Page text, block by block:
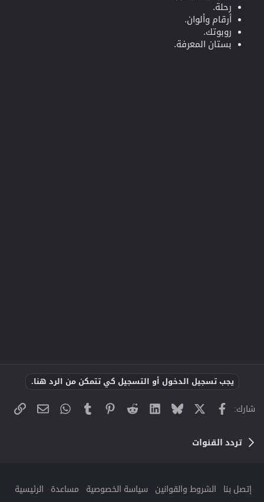
رحلة.
أرقام وألوان.
روبوتك.
بستان المعرفة.
يجب تسجيل الدخول أو التسجيل كي تتمكن من الرد هنا.
شارك: فيسبوك Bluesky
LinkedIn
Reddit
Pinterest
Tumblr
WhatsApp
البريد
تردد القنوات
إتصل بنا الشروط والقوانين سياسة الخصوصية مساعدة الرئيسية